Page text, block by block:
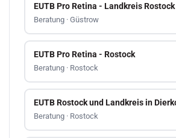
EUTB Pro Retina - Landkreis Rostock
Beratung · Güstrow
EUTB Pro Retina - Rostock
Beratung · Rostock
EUTB Rostock und Landkreis in
Beratung · Rostock